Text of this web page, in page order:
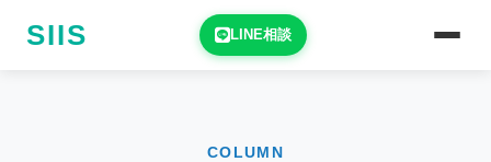
SIIS LINE相談
COLUMN